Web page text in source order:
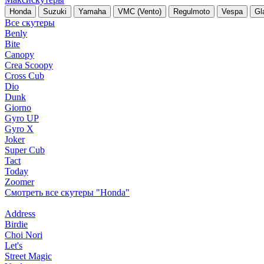
Honda Suzuki Yamaha VMC (Vento) Regulmoto Vespa
Все скутеры
Benly
Bite
Canopy
Crea Scoopy
Cross Cub
Dio
Dunk
Giorno
Gyro UP
Gyro X
Joker
Super Cub
Tact
Today
Zoomer
Смотреть все скутеры "Honda"
Address
Birdie
Choi Nori
Let's
Street Magic